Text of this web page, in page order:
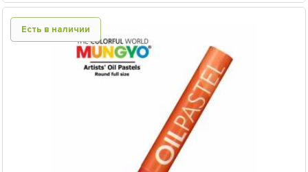
Есть в наличии